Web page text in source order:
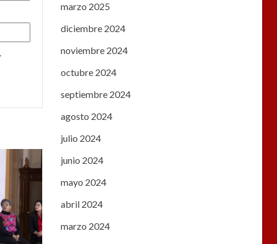
marzo 2025
diciembre 2024
noviembre 2024
octubre 2024
septiembre 2024
agosto 2024
julio 2024
junio 2024
mayo 2024
abril 2024
marzo 2024